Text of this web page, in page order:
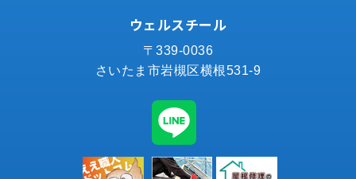
ウェルスチール
〒339-0036
さいたま市岩槻区横根531-9